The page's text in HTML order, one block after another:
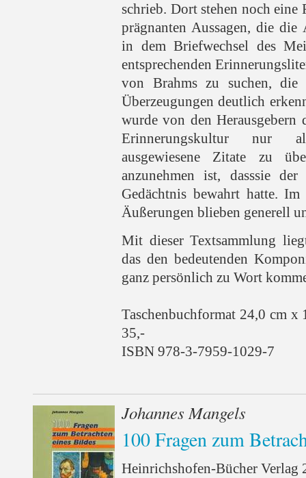
schrieb. Dort stehen noch eine
prägnanten Aussagen, die
in dem Briefwechsel des
entsprechenden
von Brahms zu suchen, die
Überzeugungen deutlich
wurde von den Herausgebern
Erinnerungskultur nur
ausgewiesene Zitate zu
anzunehmen ist, dasssie
Gedächtnis bewahrt hatte.
Äußerungen blieben generell
Mit dieser Textsammlung
das den bedeutenden
ganz persönlich zu Wort
Taschenbuchformat 24,0 cm
35,-
ISBN 978-3-7959-1029-7
Johannes Mangels
100 Fragen zum
Heinrichshofen-Bücher Verlag